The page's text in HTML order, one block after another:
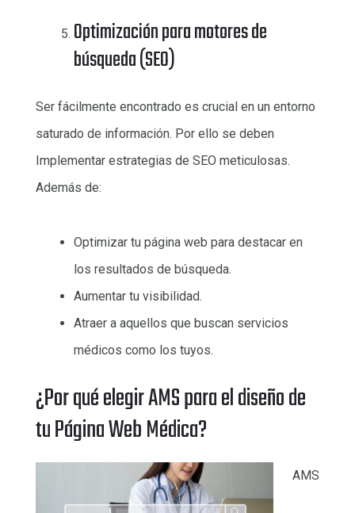
Optimización para motores de
búsqueda (SEO)
Ser fácilmente encontrado es crucial en un entorno
saturado de información. Por ello se deben
Implementar estrategias de SEO meticulosas.
Además de:
Optimizar tu página web para destacar en
los resultados de búsqueda.
Aumentar tu visibilidad.
Atraer a aquellos que buscan servicios
médicos como los tuyos.
¿Por qué elegir AMS para el diseño de
tu Página Web Médica?
AMS